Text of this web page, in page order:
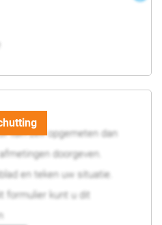
tuin zelf opgemeten dan
doorgeven.
en teken uw situatie.
formulier kunt u dit